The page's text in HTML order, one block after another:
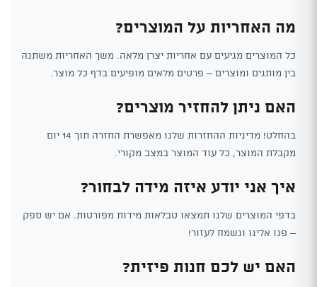
מה האחריות על המוצרים?
כל המוצרים מגיעים עם אחריות יצרן מלאה. משך האחריות משתנה
בין מותגים ומוצרים – פרטים מלאים מופיעים בדף כל מוצר.
האם ניתן להחזיר מוצרים?
בהחלט! מדיניות ההחזרות שלנו מאפשרת החזרה תוך 14 יום
מקבלת המוצר, כל עוד המוצר במצב מקורי.
איך אני יודע איזה מידה לבחור?
בדפי המוצרים שלנו תמצאו טבלאות מידות מפורטות. אם יש ספק
– פנו אלינו ונשמח לעזור!
האם יש לכם חנות פיזית?